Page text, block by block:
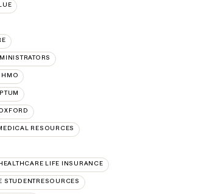
HMO
RESOURCES
LIFE INSURANCE
STUDENTRESOURCES